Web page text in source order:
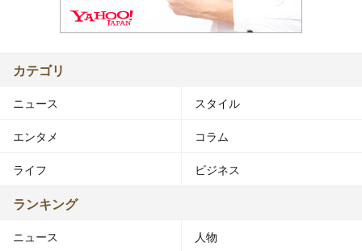
カテゴリ
ニュース スタイル
エンタメ コラム
ライフ ビジネス
ランキング
ニュース 人物